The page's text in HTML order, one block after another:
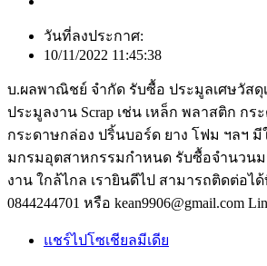
วันที่ลงประกาศ:
10/11/2022 11:45:38
บ.ผลพาณิชย์ จำกัด รับซื้อ ประมูลเศษวัสดุ
ประมูลงาน Scrap เช่น เหล็ก พลาสติก กร
กระดาษกล่อง ปริ้นบอร์ด ยาง โฟม ฯลฯ
มกรมอุตสาหกรรมกำหนด รับซื้อจำนวน
งาน ใกล้ไกล เรายินดีไป สามารถติดต่อไ
0844244701 หรือ kean9906@gmail.com
แชร์ไปโซเชียลมีเดีย